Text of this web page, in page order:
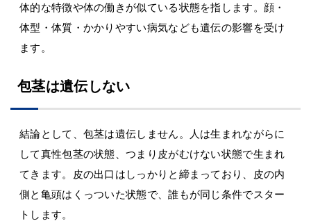
体的な特徴や体の働きが似ている状態を指します。顔・
体型・体質・かかりやすい病気なども遺伝の影響を受け
ます。
包茎は遺伝しない
結論として、包茎は遺伝しません。人は生まれながらに
して真性包茎の状態、つまり皮がむけない状態で生まれ
てきます。皮の出口はしっかりと締まっており、皮の内
側と亀頭はくっついた状態で、誰もが同じ条件でスター
トします。